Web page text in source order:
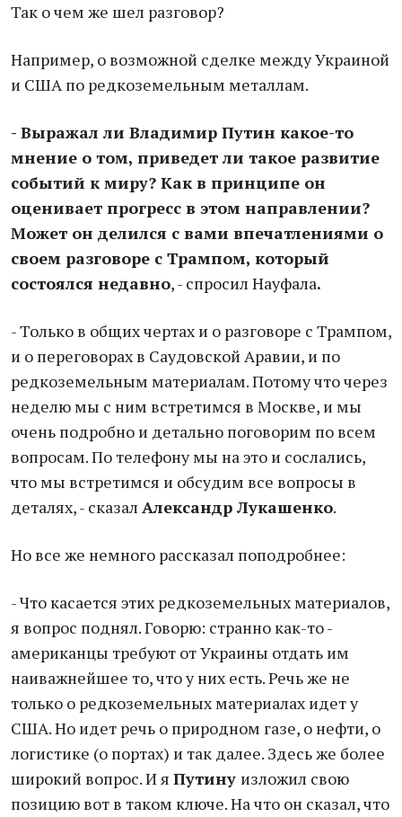
Так о чем же шел разговор?
Например, о возможной сделке между Украиной
и США по редкоземельным металлам.
- Выражал ли Владимир Путин какое-то
мнение о том, приведет ли такое развитие
событий к миру? Как в принципе он
оценивает прогресс в этом направлении?
Может он делился с вами впечатлениями о
своем разговоре с Трампом, который
состоялся недавно, - спросил Науфала.
- Только в общих чертах и о разговоре с Трампом,
и о переговорах в Саудовской Аравии, и по
редкоземельным материалам. Потому что через
неделю мы с ним встретимся в Москве, и мы
очень подробно и детально поговорим по всем
вопросам. По телефону мы на это и сослались,
что мы встретимся и обсудим все вопросы в
деталях, - сказал Александр Лукашенко.
Но все же немного рассказал поподробнее:
- Что касается этих редкоземельных материалов,
я вопрос поднял. Говорю: странно как-то -
американцы требуют от Украины отдать им
наиважнейшее то, что у них есть. Речь же не
только о редкоземельных материалах идет у
США. Но идет речь о природном газе, о нефти, о
логистике (о портах) и так далее. Здесь же более
широкий вопрос. И я Путину изложил свою
позицию вот в таком ключе. На что он сказал, что